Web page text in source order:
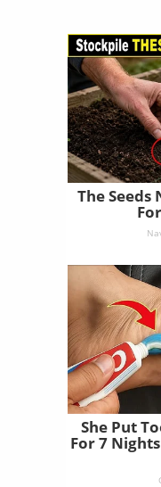
The Seeds
She Put
For 7